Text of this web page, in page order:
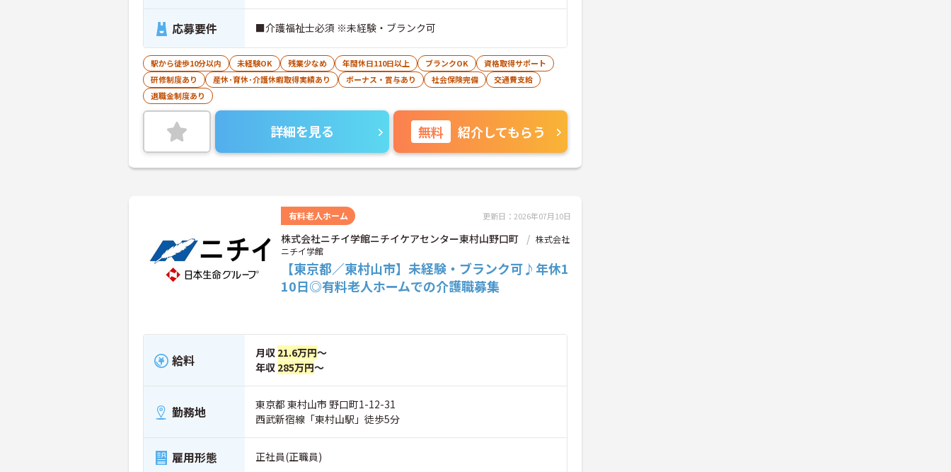
応募要件 ■介護福祉士必須 ※未経験・ブランク可
駅から徒歩10分以内 未経験OK 残業少なめ 年間休日110日以上 ブランクOK
資格取得サポート
研修制度あり
産休･育休･介護休暇取得実績あり ボーナス・賞与あり 社会保険完備
交通費支給
退職金制度あり
詳細を見る 無料 紹介してもらう
有料老人ホーム 更新日：2026年07月10日
株式会社ニチイ学館ニチイケアセンター東村山野口町
株式会社
ニチイ学館
【東京都／東村山市】未経験・ブランク可♪年休1
10日◎有料老人ホームでの介護職募集
給料 月収 21.6万円～
年収 285万円～
勤務地
東京都 東村山市 野口町1-12-31
西武新宿線「東村山駅」徒歩5分
雇用形態 正社員(正職員)